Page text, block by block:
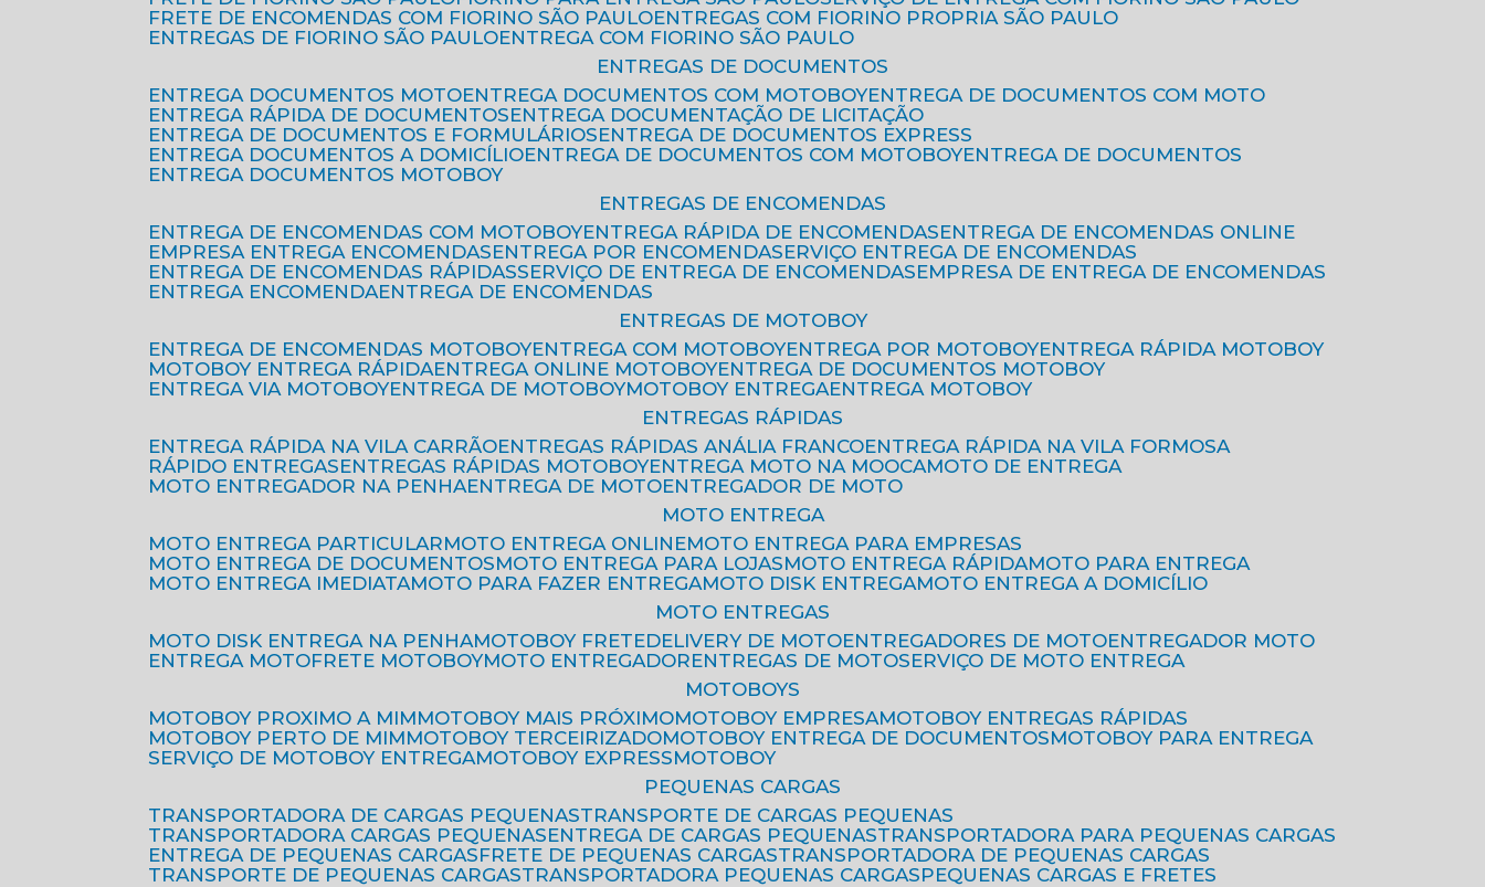
FRETE DE ENCOMENDAS COM FIORINO SÃO PAULO
ENTREGAS COM FIORINO PROPRIA SÃO PAULO
ENTREGAS DE FIORINO SÃO PAULO
ENTREGA COM FIORINO SÃO PAULO
ENTREGAS DE DOCUMENTOS
ENTREGA DOCUMENTOS MOTO
ENTREGA DOCUMENTOS COM MOTOBOY
ENTREGA DE DOCUMENTOS COM MOTO
ENTREGA RÁPIDA DE DOCUMENTOS
ENTREGA DOCUMENTAÇÃO DE LICITAÇÃO
ENTREGA DE DOCUMENTOS E FORMULÁRIOS
ENTREGA DE DOCUMENTOS EXPRESS
ENTREGA DOCUMENTOS A DOMICÍLIO
ENTREGA DE DOCUMENTOS COM MOTOBOY
ENTREGA DE DOCUMENTOS
ENTREGA DOCUMENTOS MOTOBOY
ENTREGAS DE ENCOMENDAS
ENTREGA DE ENCOMENDAS COM MOTOBOY
ENTREGA RÁPIDA DE ENCOMENDAS
ENTREGA DE ENCOMENDAS ONLINE
EMPRESA ENTREGA ENCOMENDAS
ENTREGA POR ENCOMENDA
SERVIÇO ENTREGA DE ENCOMENDAS
ENTREGA DE ENCOMENDAS RÁPIDAS
SERVIÇO DE ENTREGA DE ENCOMENDAS
EMPRESA DE ENTREGA DE ENCOMENDAS
ENTREGA ENCOMENDA
ENTREGA DE ENCOMENDAS
ENTREGAS DE MOTOBOY
ENTREGA DE ENCOMENDAS MOTOBOY
ENTREGA COM MOTOBOY ENTREGA POR MOTOBOY
ENTREGA RÁPIDA MOTOBOY
MOTOBOY ENTREGA RÁPIDA
ENTREGA ONLINE MOTOBOY
ENTREGA DE DOCUMENTOS MOTOBOY
ENTREGA VIA MOTOBOY
ENTREGA DE MOTOBOY MOTOBOY ENTREGA
ENTREGA MOTOBOY
ENTREGAS RÁPIDAS
ENTREGA RÁPIDA NA VILA CARRÃO
ENTREGAS RÁPIDAS ANÁLIA FRANCO
ENTREGA RÁPIDA NA VILA FORMOSA
RÁPIDO ENTREGAS
ENTREGAS RÁPIDAS MOTOBOY ENTREGA MOTO NA MOOCA
MOTO DE ENTREGA
MOTO ENTREGADOR NA PENHA
ENTREGA DE MOTO
ENTREGADOR DE MOTO
MOTO ENTREGA
MOTO ENTREGA PARTICULAR
MOTO ENTREGA ONLINE
MOTO ENTREGA PARA EMPRESAS
MOTO ENTREGA DE DOCUMENTOS
MOTO ENTREGA PARA LOJAS MOTO ENTREGA RÁPIDA
MOTO PARA ENTREGA
MOTO ENTREGA IMEDIATA
MOTO PARA FAZER ENTREGA MOTO DISK ENTREGA
MOTO ENTREGA A DOMICÍLIO
MOTO ENTREGAS
MOTO DISK ENTREGA NA PENHA
MOTOBOY FRETE DELIVERY DE MOTO ENTREGADORES DE MOTO
ENTREGADOR MOTO
ENTREGA MOTO
FRETE MOTOBOY MOTO ENTREGADOR ENTREGAS DE MOTO
SERVIÇO DE MOTO ENTREGA
MOTOBOYS
MOTOBOY PROXIMO A MIM
MOTOBOY MAIS PRÓXIMO MOTOBOY EMPRESA
MOTOBOY ENTREGAS RÁPIDAS
MOTOBOY PERTO DE MIM
MOTOBOY TERCEIRIZADO MOTOBOY ENTREGA DE DOCUMENTOS
MOTOBOY PARA ENTREGA
SERVIÇO DE MOTOBOY ENTREGA
MOTOBOY EXPRESS
MOTOBOY
PEQUENAS CARGAS
TRANSPORTADORA DE CARGAS PEQUENAS
TRANSPORTE DE CARGAS PEQUENAS
TRANSPORTADORA CARGAS PEQUENAS
ENTREGA DE CARGAS PEQUENAS
TRANSPORTADORA PARA PEQUENAS CARGAS
ENTREGA DE PEQUENAS CARGAS
FRETE DE PEQUENAS CARGAS
TRANSPORTADORA DE PEQUENAS CARGAS
TRANSPORTE DE PEQUENAS CARGAS
TRANSPORTADORA PEQUENAS CARGAS
PEQUENAS CARGAS E FRETES